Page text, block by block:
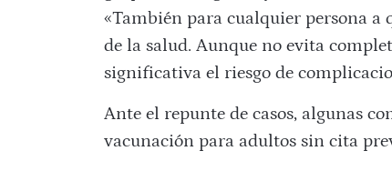
«También para cualquier persona a
de la salud. Aunque no evita
significativa el riesgo de
Ante el repunte de casos, algunas
vacunación para adultos sin cita